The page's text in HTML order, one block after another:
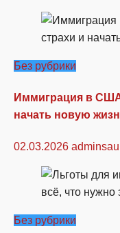
Без рубрики
Иммиграция в
начать новую
02.03.2026
Без рубрики